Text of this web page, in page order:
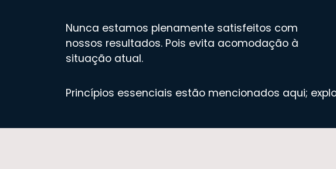
Nunca estamos plenamente satisfeitos com
nossos resultados. Pois evita acomodação à
situação atual.
Princípios essenciais estão mencionados aqui;